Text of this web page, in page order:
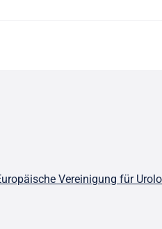
Vereinigung für